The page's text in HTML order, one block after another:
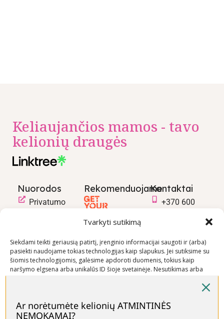
Tvarkyti sutikimą
Siekdami teikti geriausią patirtį, įrenginio informacijai saugoti ir (arba)
pasiekti naudojame tokias technologijas kaip slapukus. Jei sutiksime su
šiomis technologijomis, galėsime apdoroti duomenis, tokius kaip
naršymo elgsena arba unikalūs ID šioje svetainėje. Nesutikimas arba
Keliaujančios mamos - tavo
kelionių draugės
Nuorodos
Privatumo
pirkimo –
pardavimo
taisyklės
sąlygos
RekomenduojameKontaktai
+370 600
Ar norėtumėte kelionių ATMINTINĖS
NEMOKAMAI?